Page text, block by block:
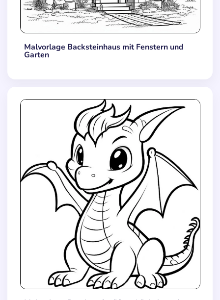
Malvorlage Backsteinhaus mit Fenstern und
Garten